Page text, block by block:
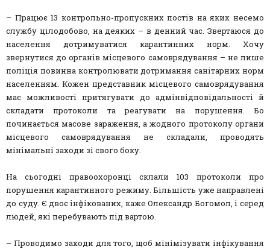
– Працює 13 контрольно-пропускних постів на яких несемо
службу цілодобово, на деяких – в денний час. Звертаюся до
населення дотримуватися карантинних норм. Хочу
звернутися до органів місцевого самоврядування – не лише
поліція повинна контролювати дотримання санітарних норм
населенням. Кожен представник місцевого самоврядування
має можливості притягувати до адмінвідповідальності й
складати протоколи та реагувати на порушення. Бо
починається масове зараження, а жодного протоколу органи
місцевого самоврядування не складали, проводять
мінімальні заходи зі свого боку.
На сьогодні правоохоронці склали 103 протоколи про
порушення карантинного режиму. Більшість уже направлені
до суду. Є двоє інфікованих, каже Олександр Богомол, і серед
людей, які перебувають під вартою.
– Проводимо заходи для того, щоб мінімізувати інфікування